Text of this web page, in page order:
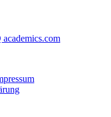
academics.com